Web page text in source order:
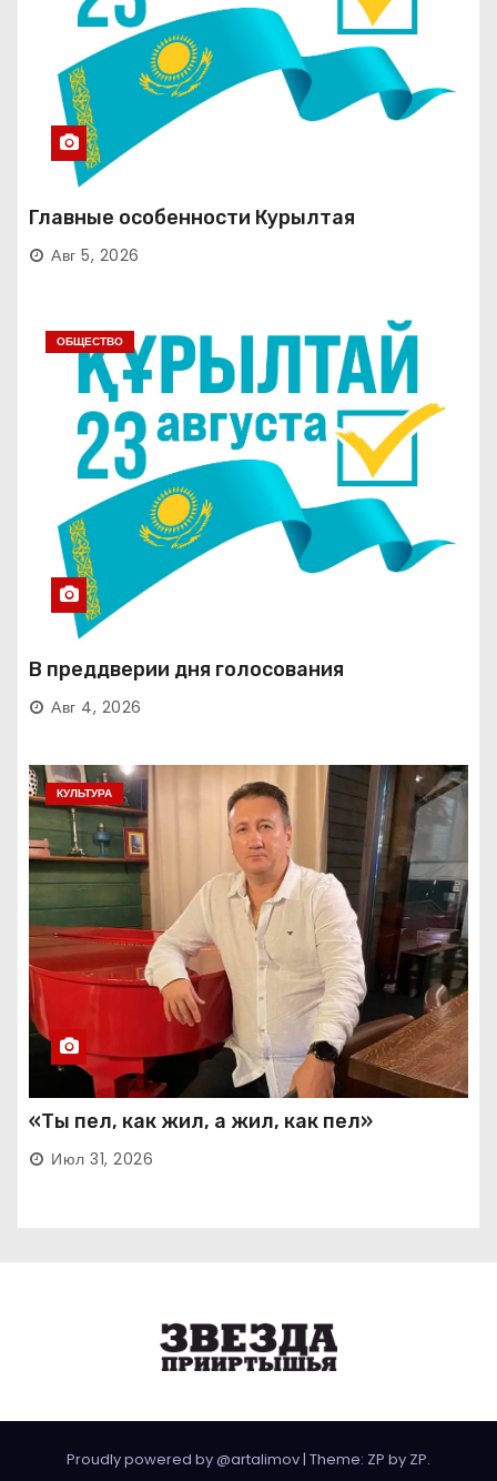
Главные особенности Курылтая
Авг 5, 2026
ОБЩЕСТВО
В преддверии дня голосования
Авг 4, 2026
КУЛЬТУРА
«Ты пел, как жил, а жил, как пел»
Июл 31, 2026
Proudly powered by @artalimov| Theme: ZP by ZP.